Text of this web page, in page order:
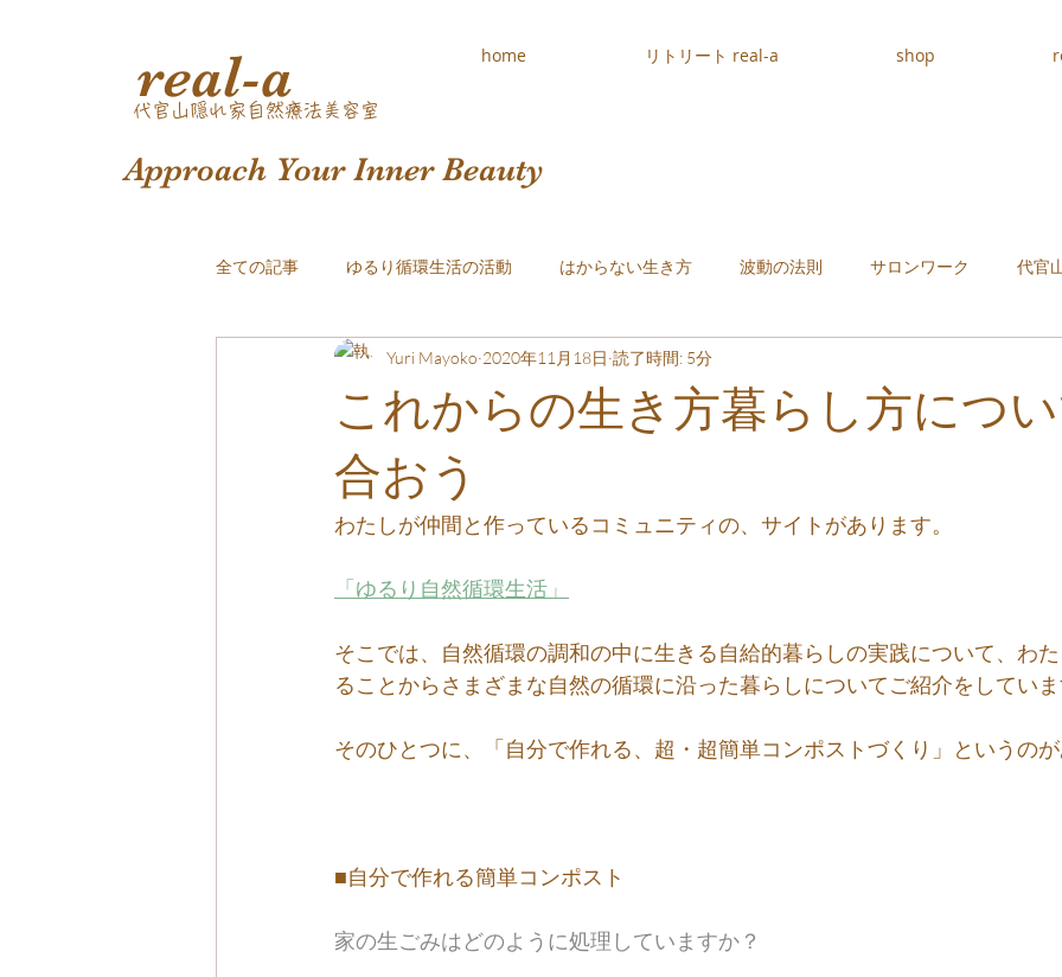
real-a home リトリート real-a shop
​代官山隠れ家自然療法美容室
Approach Your Inner Beauty
全ての記事 ゆるり循環生活の活動 はからない生き方 波動の法則 サロンワーク 代官
おしゃれな白髪染め
これからの生き方暮らし方につ
合おう
Yuri Mayoko 2020年11月18日 読了時間: 5分
わたしが仲間と作っているコミュニティの、サイトがあります。
「ゆるり自然循環生活」
そこでは、自然循環の調和の中に生きる自給的暮らしの実践について、わ
ることからさまざまな自然の循環に沿った暮らしについてご紹介をしてい
そのひとつに、「自分で作れる、超・超簡単コンポストづくり」というの
■自分で作れる簡単コンポスト
家の生ごみはどのように処理していますか？